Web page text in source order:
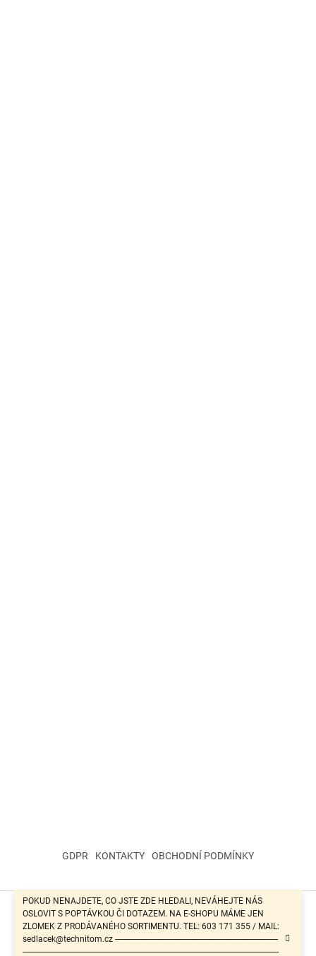
POKUD NENAJDETE, CO JSTE ZDE HLEDALI, NEVÁHEJTE NÁS
OSLOVIT S POPTÁVKOU ČI DOTAZEM. NA E-SHOPU MÁME JEN
ZLOMEK Z PRODÁVANÉHO SORTIMENTU. TEL: 603 171 355 / MAIL:
sedlacek@technitom.cz -----------------------------------------------------------------------------
-------------------------------------------------------------------------------------------------------------------------
GDPR KONTAKTY OBCHODNÍ PODMÍNKY
Vytvořil Shoptet